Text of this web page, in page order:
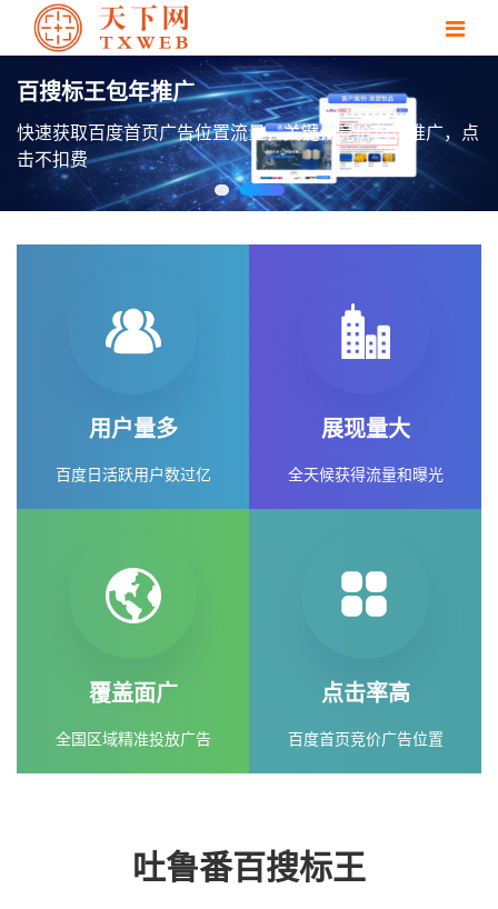
广，点
用户量多
百度日活跃用户数过亿
展现量大
全天候获得流量和曝光
覆盖面广
全国区域精准投放广告
点击率高
百度首页竞价广告位置
吐鲁番百搜标王